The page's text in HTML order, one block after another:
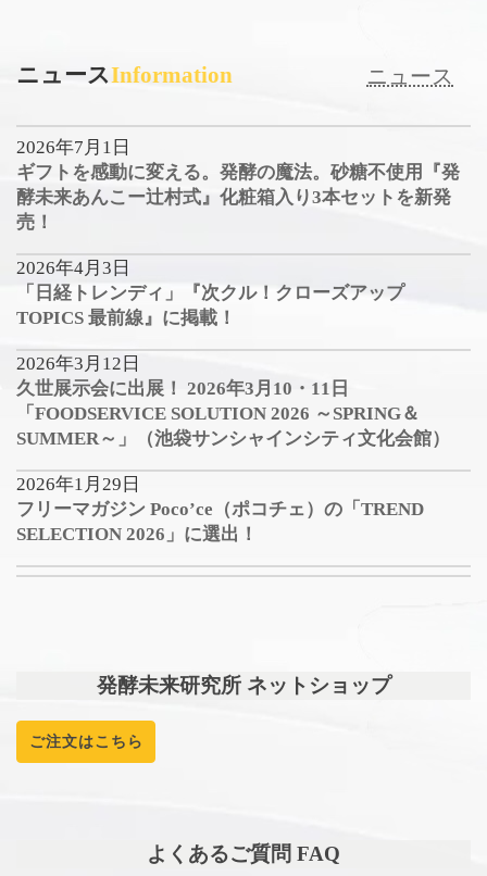
ニュースInformation ニュース
2026年7月1日
ギフトを感動に変える。発酵の魔法。砂糖不使用『発
酵未来あんこー辻村式』化粧箱入り3本セットを新発
売！
2026年4月3日
「日経トレンディ」『次クル！クローズアップ
TOPICS 最前線』に掲載！
2026年3月12日
久世展示会に出展！ 2026年3月10・11日
「FOODSERVICE SOLUTION 2026 ～SPRING＆
SUMMER～」（池袋サンシャインシティ文化会館）
2026年1月29日
フリーマガジン Poco’ce（ポコチェ）の「TREND
SELECTION 2026」に選出！
発酵未来研究所 ネットショップ
ご注文はこちら
よくあるご質問 FAQ